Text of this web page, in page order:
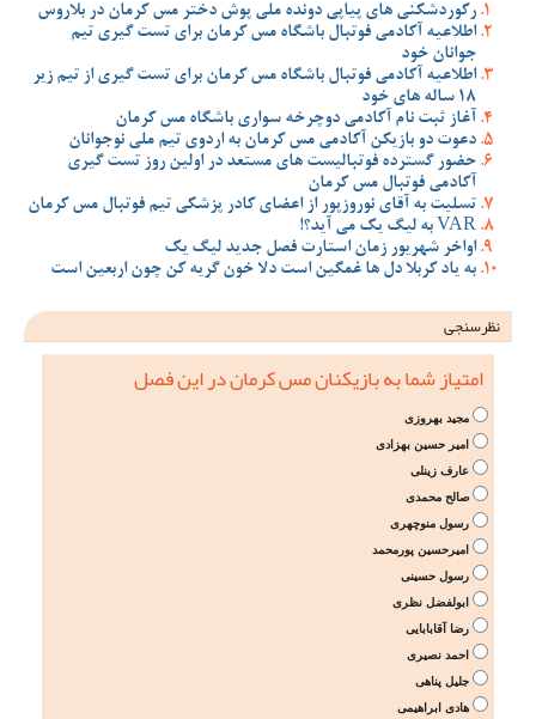
رکوردشکنی های پیاپی دونده ملی پوش دختر مس کرمان در بلاروس
اطلاعیه آکادمی فوتبال باشگاه مس کرمان برای تست گیری تیم
جوانان خود
اطلاعیه آکادمی فوتبال باشگاه مس کرمان برای تست گیری از تیم زیر
18 ساله های خود
آغاز ثبت نام آکادمی دوچرخه سواری باشگاه مس کرمان
دعوت دو بازیکن آکادمی مس کرمان به اردوی تیم ملی نوجوانان
حضور گسترده فوتبالیست های مستعد در اولین روز تست گیری
آکادمی فوتبال مس کرمان
تسلیت به آقای نوروزپور از اعضای کادر پزشکی تیم فوتبال مس کرمان
VAR به لیگ یک می آید؟!
اواخر شهریور زمان استارت فصل جدید لیگ یک
به یاد کربلا دل ها غمگین است دلا خون گریه کن چون اربعین است
نظرسنجی
امتیاز شما به بازیکنان مس کرمان در این فصل
مجید بهروزی
امیر حسین بهزادی
عارف زینلی
صالح محمدی
رسول منوچهری
امیرحسین پورمحمد
رسول حسینی
ابولفضل نظری
رضا آقابابایی
احمد نصیری
جلیل پناهی
هادی ابراهیمی